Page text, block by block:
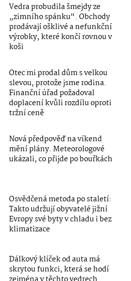
Vedra probudila šmejdy ze
„zimního spánku“. Obchody
prodávají ošklivé a nefunkční
výrobky, které končí rovnou v
koši
Otec mi prodal dům s velkou
slevou, protože jsme rodina.
Finanční úřad požadoval
doplacení kvůli rozdílu oproti
tržní ceně
Nová předpověď na víkend
mění plány. Meteorologové
ukázali, co přijde po bouřkách
Osvědčená metoda po staletí:
Takto udržují obyvatelé jižní
Evropy své byty v chladu i bez
klimatizace
Dálkový klíček od auta má
skrytou funkci, která se hodí